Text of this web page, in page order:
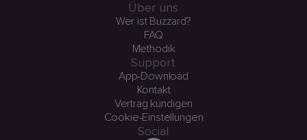
Über uns
Wer ist Buzzard?
FAQ
Methodik
Support
App-Download
Kontakt
Vertrag kündigen
Cookie-Einstellungen
Social